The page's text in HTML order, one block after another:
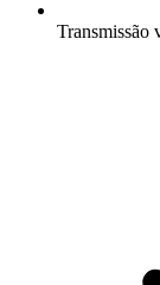
Transmissão